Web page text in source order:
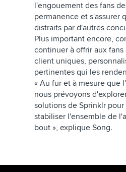
l'engouement des fans
permanence et s'assurer
distraits par d'autres
Plus important encore,
continuer à offrir aux
client uniques,
pertinentes qui les
« Au fur et à mesure que
nous prévoyons
solutions de Sprinklr
stabiliser l'ensemble de
bout », explique Song.